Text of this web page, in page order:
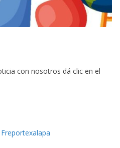
con nosotros dá clic en el